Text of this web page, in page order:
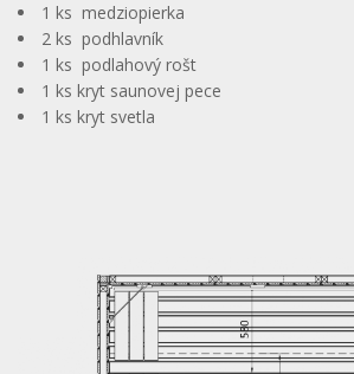
1 ks medziopierka
2 ks podhlavník
1 ks podlahový rošt
1 ks kryt saunovej pece
1 ks kryt svetla